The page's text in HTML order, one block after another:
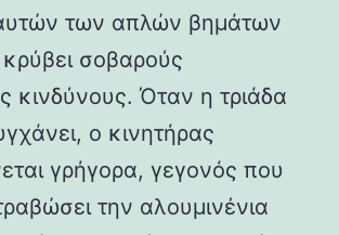
των απλών βημάτων
σοβαρούς
κινδύνους. Όταν η τριάδα
ο κινητήρας
γρήγορα, γεγονός που
την αλουμινένια